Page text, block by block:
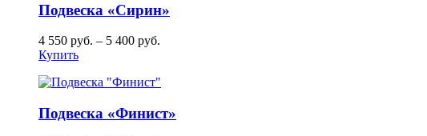
Подвеска «Сирин»
4 550 руб. – 5 400 руб.
Купить
Подвеска «Финист»